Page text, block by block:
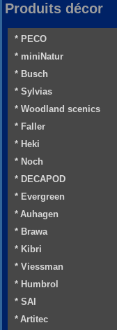
Produits décor
* PECO
* miniNatur
* Busch
* Sylvias
* Woodland scenics
* Faller
* Heki
* Noch
* DECAPOD
* Evergreen
* Auhagen
* Brawa
* Kibri
* Viessman
* Humbrol
* SAI
* Artitec